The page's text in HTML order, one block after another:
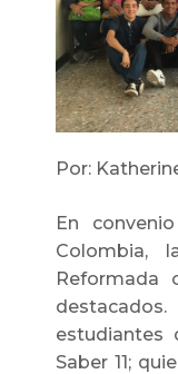
Por:
En
Colombia,
Reformada
estudiantes
Saber 11;